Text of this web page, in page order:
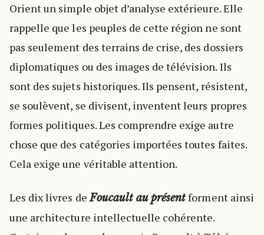
Orient un simple objet d’analyse extérieure. Elle
rappelle que les peuples de cette région ne sont
pas seulement des terrains de crise, des dossiers
diplomatiques ou des images de télévision. Ils
sont des sujets historiques. Ils pensent, résistent,
se soulèvent, se divisent, inventent leurs propres
formes politiques. Les comprendre exige autre
chose que des catégories importées toutes faites.
Cela exige une véritable attention.
Les dix livres deFoucault au présentforment ainsi
une architecture intellectuelle cohérente.